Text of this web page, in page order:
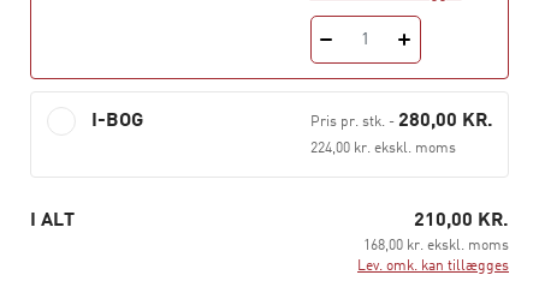
Det Tyrkiet der splitter – en politisk samtidsanalyse
Mathias Findalen Bickersteths første bog. Han er en
kendt debattør, uddannet historiker og har tilbragt en
stor del af sin opvækst og sit voksenliv i Tyrkiet.
1
I-BOG Pris pr. stk.- 280,00 KR.
224,00 kr. ekskl. moms
I ALT 210,00 KR.
168,00 kr. ekskl. moms
Lev. omk. kan tillægges